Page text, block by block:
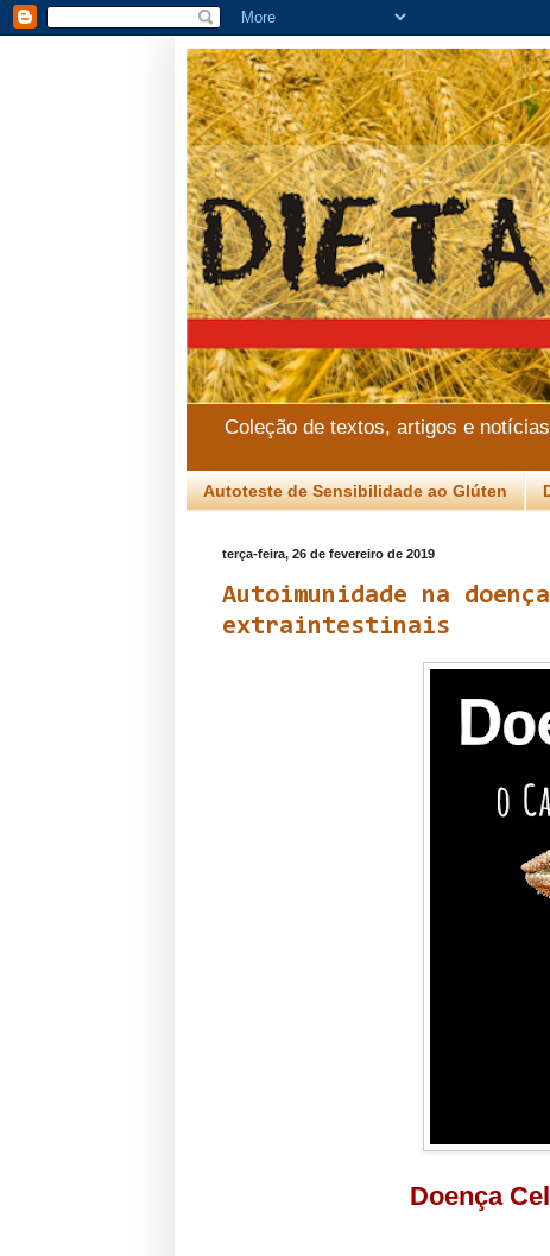
Coleção de textos, artigos e
Autoteste de Sensibilidade ao Glúten
terça-feira, 26 de fevereiro de 2019
Autoimunidade na
extraintestinais
Doença